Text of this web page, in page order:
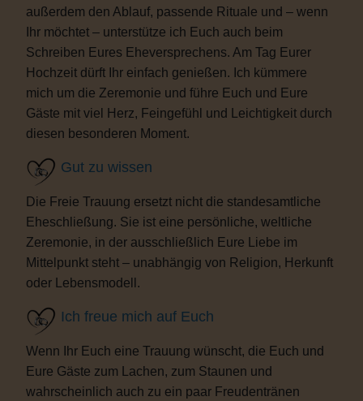
außerdem den Ablauf, passende Rituale und – wenn
Ihr möchtet – unterstütze ich Euch auch beim
Schreiben Eures Eheversprechens. Am Tag Eurer
Hochzeit dürft Ihr einfach genießen. Ich kümmere
mich um die Zeremonie und führe Euch und Eure
Gäste mit viel Herz, Feingefühl und Leichtigkeit durch
diesen besonderen Moment.
Gut zu wissen
Die Freie Trauung ersetzt nicht die standesamtliche
Eheschließung. Sie ist eine persönliche, weltliche
Zeremonie, in der ausschließlich Eure Liebe im
Mittelpunkt steht – unabhängig von Religion, Herkunft
oder Lebensmodell.
Ich freue mich auf Euch
Wenn Ihr Euch eine Trauung wünscht, die Euch und
Eure Gäste zum Lachen, zum Staunen und
wahrscheinlich auch zu ein paar Freudentränen